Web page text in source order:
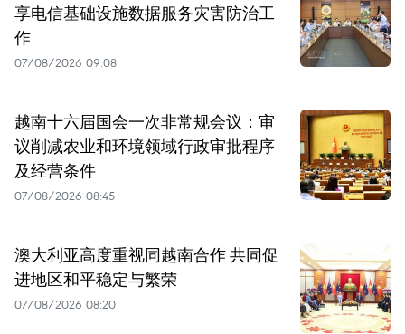
享电信基础设施数据服务灾害防治工
作
07/08/2026 09:08
越南十六届国会一次非常规会议：审
议削减农业和环境领域行政审批程序
及经营条件
07/08/2026 08:45
澳大利亚高度重视同越南合作 共同促
进地区和平稳定与繁荣
07/08/2026 08:20